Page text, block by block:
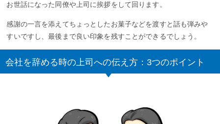
お世話になった同僚や上司に挨拶をして回ります。
感謝の一言を添えてちょっとしたお菓子などを渡すと話も弾みや
すいですし、最後まで良い印象を残すことができるでしょう。
会社を辞める時の上司への伝え方：3つのポイント